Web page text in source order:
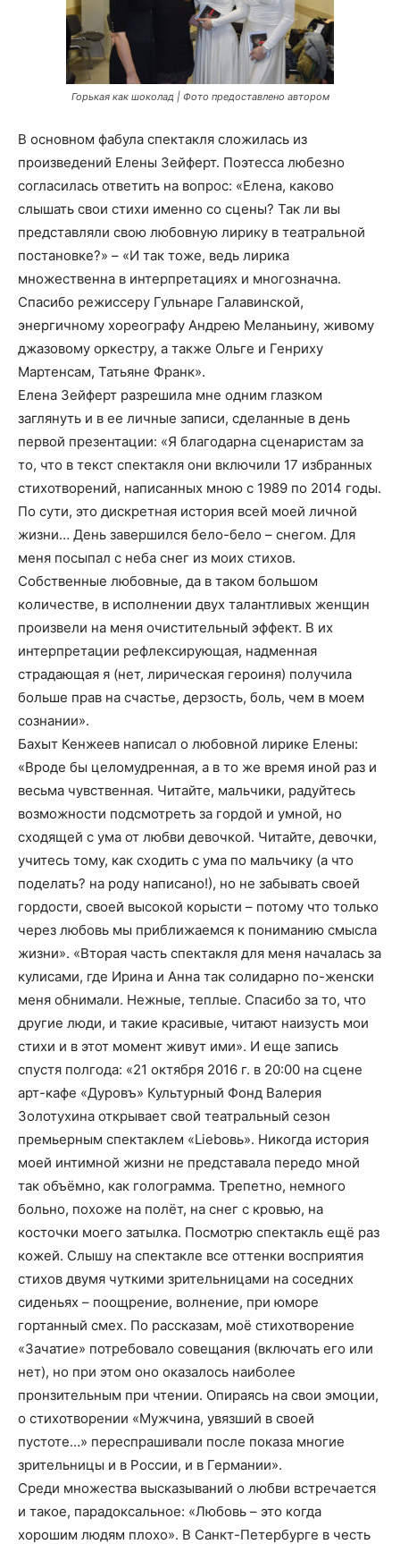
Горькая как шоколад | Фото предоставлено автором
В основном фабула спектакля сложилась из
произведений Елены Зейферт. Поэтесса любезно
согласилась ответить на вопрос: «Елена, каково
слышать свои стихи именно со сцены? Так ли вы
представляли свою любовную лирику в театральной
постановке?» – «И так тоже, ведь лирика
множественна в интерпретациях и многозначна.
Спасибо режиссеру Гульнаре Галавинской,
энергичному хореографу Андрею Меланьину, живому
джазовому оркестру, а также Ольге и Генриху
Мартенсам, Татьяне Франк».
Елена Зейферт разрешила мне одним глазком
заглянуть и в ее личные записи, сделанные в день
первой презентации: «Я благодарна сценаристам за
то, что в текст спектакля они включили 17 избранных
стихотворений, написанных мною с 1989 по 2014 годы.
По сути, это дискретная история всей моей личной
жизни… День завершился бело-бело – снегом. Для
меня посыпал с неба снег из моих стихов.
Собственные любовные, да в таком большом
количестве, в исполнении двух талантливых женщин
произвели на меня очистительный эффект. В их
интерпретации рефлексирующая, надменная
страдающая я (нет, лирическая героиня) получила
больше прав на счастье, дерзость, боль, чем в моем
сознании».
Бахыт Кенжеев написал о любовной лирике Елены:
«Вроде бы целомудренная, а в то же время иной раз и
весьма чувственная. Читайте, мальчики, радуйтесь
возможности подсмотреть за гордой и умной, но
сходящей с ума от любви девочкой. Читайте, девочки,
учитесь тому, как сходить с ума по мальчику (а что
поделать? на роду написано!), но не забывать своей
гордости, своей высокой корысти – потому что только
через любовь мы приближаемся к пониманию смысла
жизни». «Вторая часть спектакля для меня началась за
кулисами, где Ирина и Анна так солидарно по-женски
меня обнимали. Нежные, теплые. Спасибо за то, что
другие люди, и такие красивые, читают наизусть мои
стихи и в этот момент живут ими». И еще запись
спустя полгода: «21 октября 2016 г. в 20:00 на сцене
арт-кафе «Дуровъ» Культурный Фонд Валерия
Золотухина открывает свой театральный сезон
премьерным спектаклем «Liebовь». Никогда история
моей интимной жизни не представала передо мной
так объёмно, как голограмма. Трепетно, немного
больно, похоже на полёт, на снег с кровью, на
косточки моего затылка. Посмотрю спектакль ещё раз
кожей. Слышу на спектакле все оттенки восприятия
стихов двумя чуткими зрительницами на соседних
сиденьях – поощрение, волнение, при юморе
гортанный смех. По рассказам, моё стихотворение
«Зачатие» потребовало совещания (включать его или
нет), но при этом оно оказалось наиболее
пронзительным при чтении. Опираясь на свои эмоции,
о стихотворении «Мужчина, увязший в своей
пустоте…» переспрашивали после показа многие
зрительницы и в России, и в Германии».
Среди множества высказываний о любви встречается
и такое, парадоксальное: «Любовь – это когда
хорошим людям плохо». В Санкт-Петербурге в честь